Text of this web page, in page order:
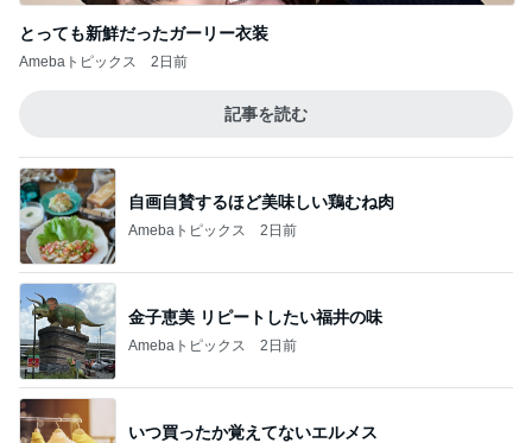
とっても新鮮だったガーリー衣装
Amebaトピックス 2日前
記事を読む
自画自賛するほど美味しい鶏むね肉
Amebaトピックス 2日前
金子恵美 リピートしたい福井の味
Amebaトピックス 2日前
いつ買ったか覚えてないエルメス